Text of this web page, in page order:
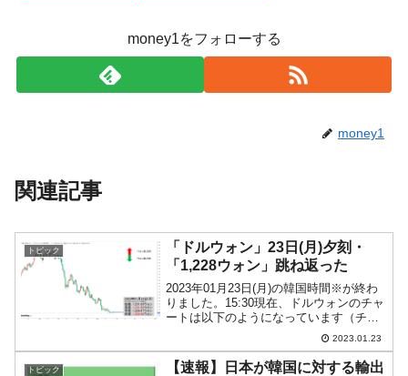
money1をフォローする
money1
関連記事
トピック
「ドルウォン」23日(月)夕刻・
「1,228ウォン」跳ね返った
2023年01月23日(月)の韓国時間※が終わ
りました。15:30現在、ドルウォンのチャ
ートは以下のようになっています（チャ
ートは『Investing.com』より引用）。一
時「1ドル＝1,228ウォン」までウォン高
が進みましたが、跳ね返り...
2023.01.23
トピック
【速報】日本が韓国に対する輸出